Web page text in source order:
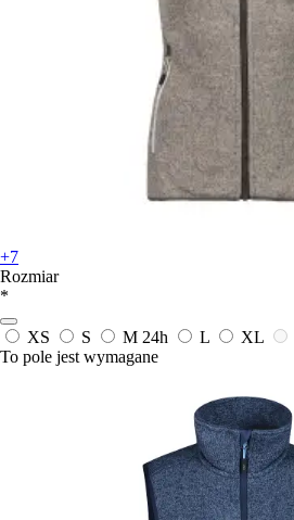
+7
Rozmiar
*
XS S M 24h L XL
To pole jest wymagane